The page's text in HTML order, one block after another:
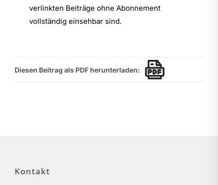
verlinkten Beiträge ohne Abonnement
vollständig einsehbar sind.
Diesen Beitrag als PDF herunterladen:
Kontakt